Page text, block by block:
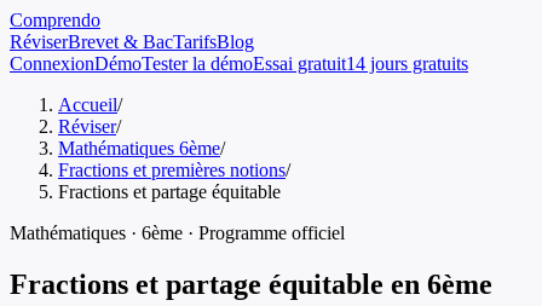
Comprendo
RéviserBrevet & BacTarifsBlog
ConnexionDémoTester la démoEssai gratuit14 jours gratuits
Accueil/
Réviser/
Mathématiques 6ème/
Fractions et premières notions/
Fractions et partage équitable
Mathématiques · 6ème · Programme officiel
Fractions et partage équitable en 6ème